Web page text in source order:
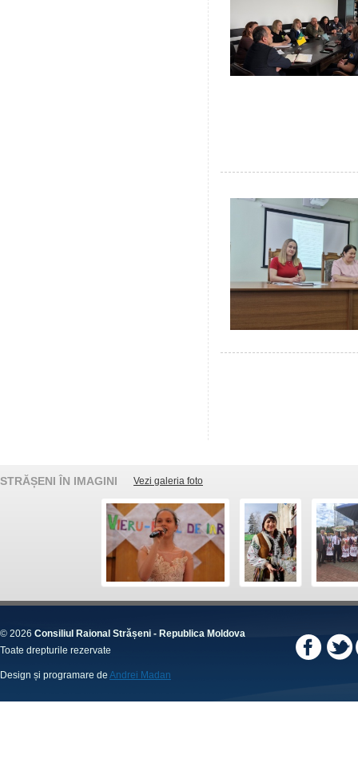
STRĂȘENI ÎN IMAGINI Vezi galeria foto
© 2026 Consiliul Raional Strășeni - Republica Moldova
Toate drepturile rezervate
Design și programare de Andrei Madan